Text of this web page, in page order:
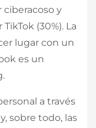
y
(30%). La
lugar con un
es un
a través
sobre todo, las